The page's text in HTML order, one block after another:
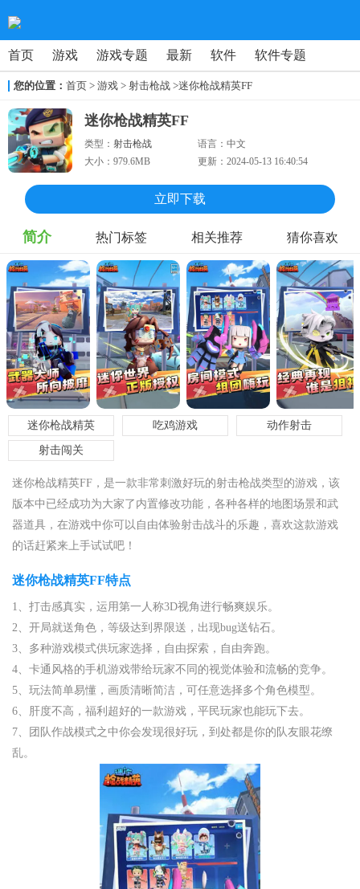
首页 游戏 游戏专题 最新 软件 软件专题
您的位置： 首页 > 游戏 > 射击枪战 >迷你枪战精英FF
迷你枪战精英FF
类型： 射击枪战 语言：中文
大小： 979.6MB 更新：2024-05-13 16:40:54
立即下载
简介 热门标签 相关推荐 猜你喜欢
迷你枪战精英 吃鸡游戏 动作射击
射击闯关
迷你枪战精英FF，是一款非常刺激好玩的射击枪战类型的游戏，该
版本中已经成功为大家了内置修改功能，各种各样的地图场景和武
器道具，在游戏中你可以自由体验射击战斗的乐趣，喜欢这款游戏
的话赶紧来上手试试吧！
迷你枪战精英FF特点
1、打击感真实，运用第一人称3D视角进行畅爽娱乐。
2、开局就送角色，等级达到界限送，出现bug送钻石。
3、多种游戏模式供玩家选择，自由探索，自由奔跑。
4、卡通风格的手机游戏带给玩家不同的视觉体验和流畅的竞争。
5、玩法简单易懂，画质清晰简洁，可任意选择多个角色模型。
6、肝度不高，福利超好的一款游戏，平民玩家也能玩下去。
7、团队作战模式之中你会发现很好玩，到处都是你的队友眼花缭
乱。